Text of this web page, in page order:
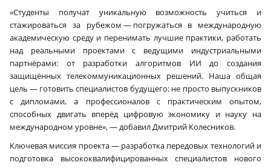
«Студенты получат уникальную возможность учиться и
стажироваться за рубежом — погружаться в международную
академическую среду и перенимать лучшие практики, работать
над реальными проектами с ведущими индустриальными
партнёрами: от разработки алгоритмов ИИ до создания
защищённых телекоммуникационных решений. Наша общая
цель — готовить специалистов будущего: не просто выпускников
с дипломами, а профессионалов с практическим опытом,
способных двигать вперёд цифровую экономику и науку на
международном уровне», — добавил Дмитрий Колесников.
Ключевая миссия проекта — разработка передовых технологий и
подготовка высококвалифицированных специалистов нового